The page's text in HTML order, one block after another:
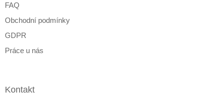
FAQ
Obchodní podmínky
GDPR
Práce u nás
Kontakt